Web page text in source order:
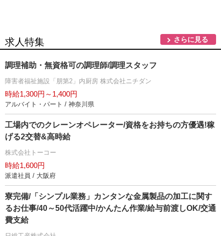
求人特集 さらに見る
調理補助・無資格可の調理師/調理スタッフ
障害者福祉施設「朋第2」内厨房 株式会社ニチダン
時給1,300円～1,400円
アルバイト・パート / 神奈川県
工場内でのクレーンオペレーター/資格をお持ちの方優遇!稼
げる2交替&高時給
株式会社トーコー
時給1,600円
派遣社員 / 大阪府
寮完備/「シンプル業務」カンタンな金属製品の加工に関す
るお仕事/40～50代活躍中/かんたん作業/給与前渡しOK/交通
費支給